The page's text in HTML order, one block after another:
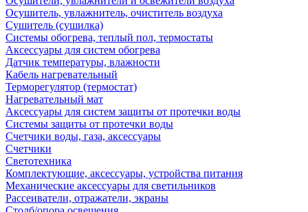
Осушитель, увлажнитель, очиститель воздуха
Сушитель (сушилка)
Системы обогрева, теплый пол, термостаты
Аксессуары для систем обогрева
Датчик температуры, влажности
Кабель нагревательный
Терморегулятор (термостат)
Нагревательный мат
Аксессуары для систем защиты от протечки воды
Системы защиты от протечки воды
Счетчики воды, газа, аксессуары
Счетчики
Светотехника
Комплектующие, аксессуары, устройства питания
Механические аксессуары для светильников
Рассеиватели, отражатели, экраны